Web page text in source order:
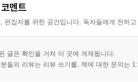
멘트
편집자를 위한 공간입니다. 독자들에게 전하
글은 확인을 거쳐 이 곳에 게재됩니다.
들의 리뷰는 리뷰 쓰기를, 책에 대한 문의는